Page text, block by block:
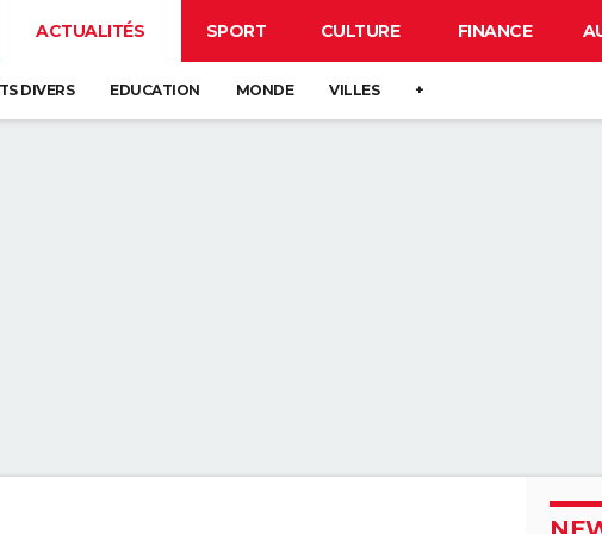
ACTUALITÉS SPORT CULTURE FINANCE
DIVERS EDUCATION MONDE VILLES +